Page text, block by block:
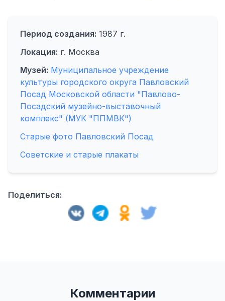
Период создания: 1987 г.
Локация: г. Москва
Музей: Муниципальное учреждение
культуры городского округа Павловский
Посад Московской области "Павлово-
Посадский музейно-выставочный
комплекс" (МУК "ППМВК")
Старые фото Павловский Посад
Советские и старые плакаты
Поделиться:
Комментарии